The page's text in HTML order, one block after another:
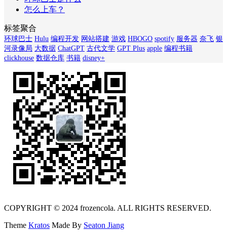
怎么上车？
标签聚合
环球巴士 Hulu 编程开发 网站搭建 游戏 HBOGO spotify 服务器 奈飞 银
河录像局 大数据 ChatGPT 古代文学 GPT Plus apple 编程书籍
clickhouse 数据仓库 书籍 disney+
COPYRIGHT © 2024 frozencola. ALL RIGHTS RESERVED.
Theme Kratos Made By Seaton Jiang